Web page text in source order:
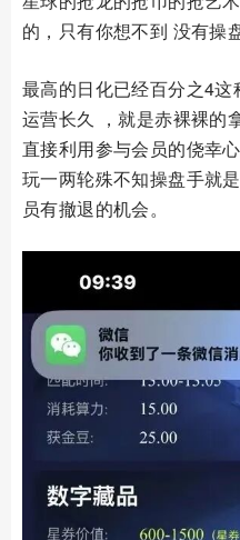
的，只有你想不到 没有操
最高的日化已经百分之4
运营长久 ，就是赤裸裸的
直接利用参与会员的侥幸
玩一两轮殊不知操盘手就
员有撤退的机会。